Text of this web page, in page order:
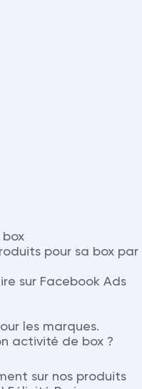
box
pour sa box par
sur Facebook Ads
les marques.
activité de box ?
sur nos produits